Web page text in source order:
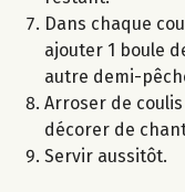
Dans chaque
ajouter 1 boule
autre demi-
Arroser de
décorer de
Servir aussitôt.